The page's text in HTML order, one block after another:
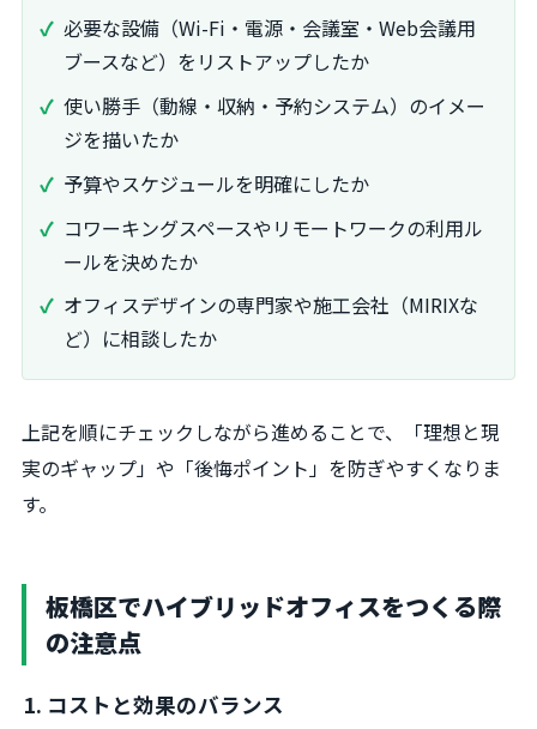
必要な設備（Wi-Fi・電源・会議室・Web会議用
ブースなど）をリストアップしたか
使い勝手（動線・収納・予約システム）のイメー
ジを描いたか
予算やスケジュールを明確にしたか
コワーキングスペースやリモートワークの利用ル
ールを決めたか
オフィスデザインの専門家や施工会社（MIRIXな
ど）に相談したか
上記を順にチェックしながら進めることで、「理想と現
実のギャップ」や「後悔ポイント」を防ぎやすくなりま
す。
板橋区でハイブリッドオフィスをつくる際
の注意点
1. コストと効果のバランス